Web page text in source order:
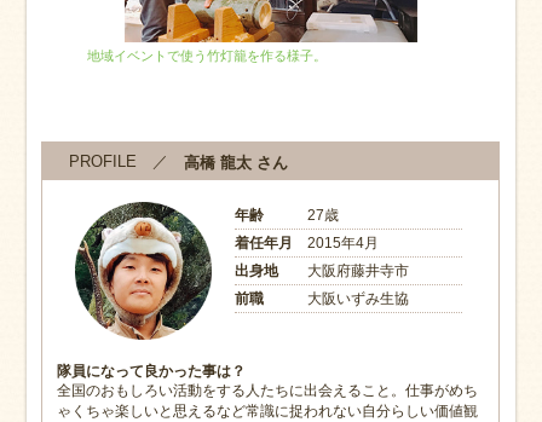
地域イベントで使う竹灯籠を作る様子。
PROFILE ／高橋 龍太 さん
年齢
27歳
着任年月
2015年4月
出身地
大阪府藤井寺市
前職
大阪いずみ生協
隊員になって良かった事は？
全国のおもしろい活動をする人たちに出会えること。仕事がめち
ゃくちゃ楽しいと思えるなど常識に捉われない自分らしい価値観